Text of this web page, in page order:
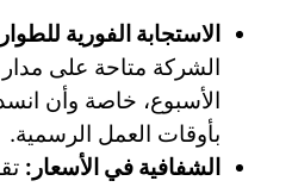
الاستجابة الفورية
الشركة متاحة على
الأسبوع، خاصة وأن
بأوقات العمل الرسمية.
الشفافية في الأسعار: